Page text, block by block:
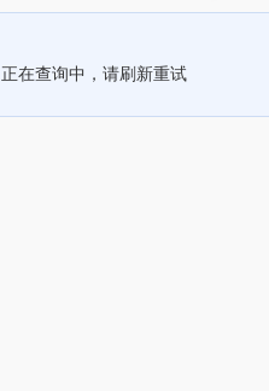
正在查询中，请刷新重试